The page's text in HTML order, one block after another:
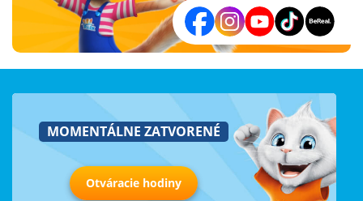
MOMENTÁLNE ZATVORENÉ
Otváracie hodiny